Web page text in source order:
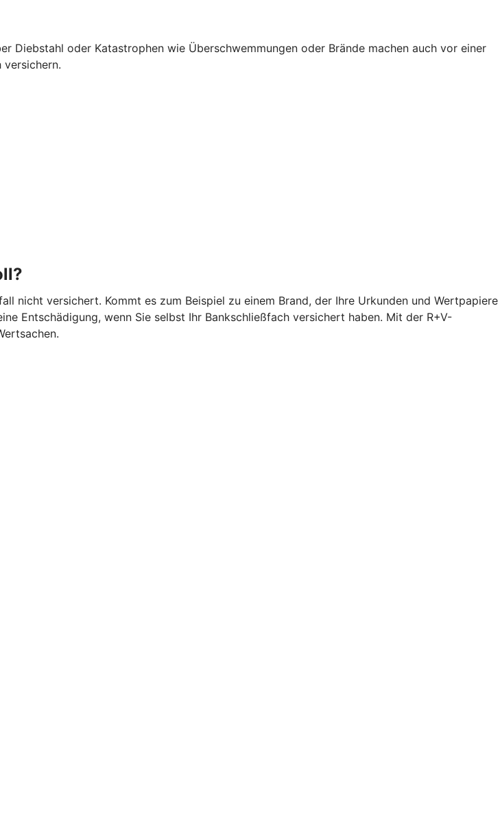
Diebstahl oder Katastrophen wie Überschwemmungen oder Brände machen auch vor einer
versichern.
nicht versichert. Kommt es zum Beispiel zu einem Brand, der Ihre Urkunden und Wertpapiere
Entschädigung, wenn Sie selbst Ihr Bankschließfach versichert haben. Mit der R+V-